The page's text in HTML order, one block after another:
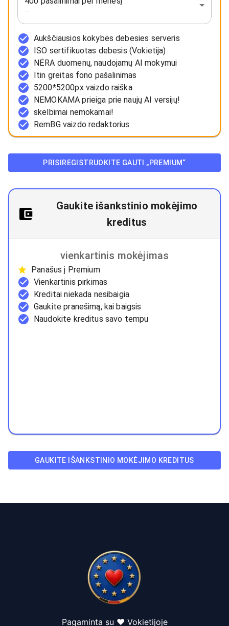
—
Aukščiausios kokybės debesies serveris
ISO sertifikuotas debesis (Vokietija)
NĖRA duomenų, naudojamų AI mokymui
Itin greitas fono pašalinimas
5200*5200px vaizdo raiška
NEMOKAMA prieiga prie naujų AI versijų!
skelbimai nemokamai!
RemBG vaizdo redaktorius
PRISIREGISTRUOKITE GAUTI „PREMIUM“
Gaukite išankstinio mokėjimo
kreditus
vienkartinis mokėjimas
Panašus į Premium
Vienkartinis pirkimas
Kreditai niekada nesibaigia
Gaukite pranešimą, kai baigsis
Naudokite kreditus savo tempu
GAUKITE IŠANKSTINIO MOKĖJIMO KREDITUS
Pagaminta su ❤️ Vokietijoje